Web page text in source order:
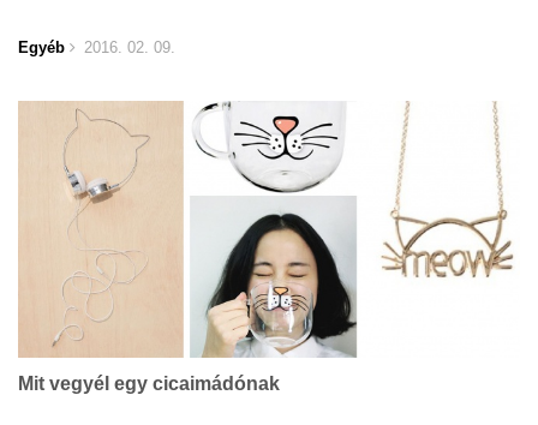
Egyéb 2016. 02. 09.
Mit vegyél egy cicaimádónak